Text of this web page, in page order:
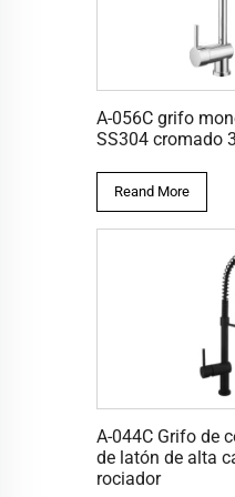
A-056C grifo
SS304 cromado
Reand More
A-044C Grifo de
de latón de alta
rociador